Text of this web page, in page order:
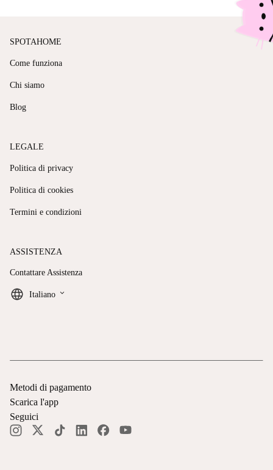
SPOTAHOME
Come funziona
Chi siamo
Blog
LEGALE
Politica di privacy
Politica di cookies
Termini e condizioni
ASSISTENZA
Contattare Assistenza
Italiano keyboard_arrow_down
Metodi di pagamento
Scarica l'app
Seguici